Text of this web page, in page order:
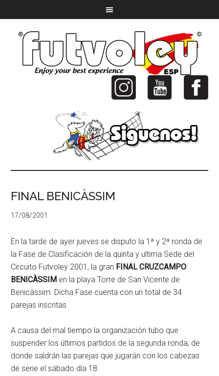
FINAL BENICÀSSIM
17/08/2001
En la tarde de ayer jueves se disputo la 1ª y 2ª ronda de
la Fase de Clasificación de la quinta y ultima Sede del
Circuito Futvoley 2001, la gran FINAL CRUZCAMPO
BENICÀSSIM en la playa Torre de San Vicente de
Benicàssim. Dicha Fase cuenta con un total de 34
parejas inscritas.
A causa del mal tiempo la organización tubo que
suspender los últimos partidos de la segunda ronda, de
donde saldrán las parejas que jugarán con los cabezas
de serie el sábado día 18.